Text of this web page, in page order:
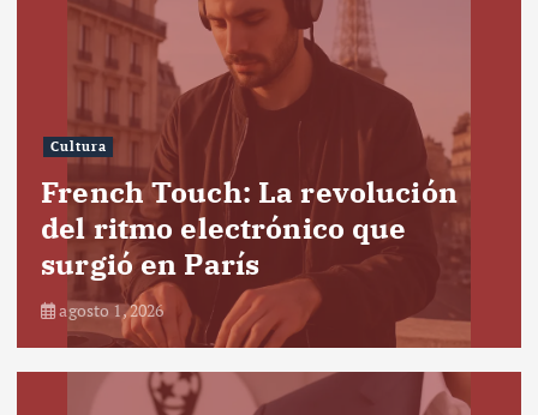
Cultura
French Touch: La revolución
del ritmo electrónico que
surgió en París
agosto 1, 2026